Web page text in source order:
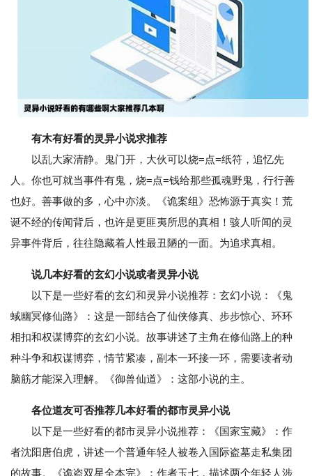
有木有好看的灵异小说求推荐
以乱大家清静。鬼门开，大伙可以烧=点=纸符，追忆先
人。你也可就当事件有鬼，烧=点=钱给那些孤魂野鬼，行行善
也好。善事做的多，心中亦淡。《诡案组》恐怖源于真实！荒
诞不经的传闻背后，也许是更匪夷所思的真相！骇人听闻的灵
异事件背后，往往隐藏着人性最丑陋的一面。为追求真相。
说几本好看的玄幻小说或者灵异小说
以下是一些好看的玄幻和灵异小说推荐：玄幻小说：《鬼
蜮幽冥修仙路》：这是一部结合了仙侠修真、步步惊心、环环
相扣和权谋博弈的玄幻小说。故事讲述了主角在修仙路上的种
种斗争和权谋博弈，情节紧凑，副本一环接一环，需要读者动
脑筋才能深入理解。《御兽仙道》：这部小说的主。
各位道友可否推荐几本好看的都市灵异小说
以下是一些好看的都市灵异小说推荐：《国家宝藏》：作
者沈阳唐伯虎，讲述一个普通年轻人被卷入国际盗墓走私集团
的故事。《诡盗双星全本完》：作者玉七，描述两个年轻人涉